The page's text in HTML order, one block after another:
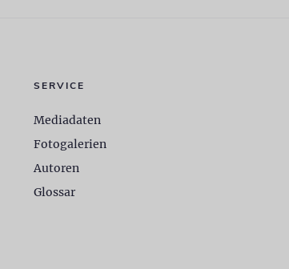
SERVICE
Mediadaten
Fotogalerien
Autoren
Glossar